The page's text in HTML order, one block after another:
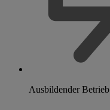
Ausbildender Betrieb